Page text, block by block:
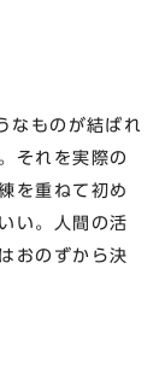
ものが結ばれ
それを実際の
を重ねて初め
い。人間の活
おのずから決